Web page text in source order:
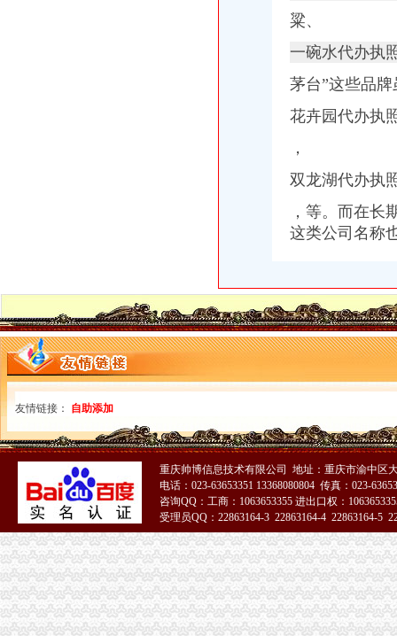
重庆万禧企业管理咨询有限公司2017新招聘信息_电话_地址-58企
重庆桶装水：渝北、江北30分钟至两小时内快速配送桶装水-重庆爱问
重庆验资：12年注册资金50万无权务的建筑劳务公司转让-重庆
代办丰台区企业执照代理企业执照年检代理注册公司-北京工商注册|北
番禺区代办棋牌营业执照-游戏专区-学犀牛中文网
【58同城】代办营业执照代办营业执照
玉环艾德代理（公司注册个体户执照）注册商标续展台州公司注册今
广州市荔湾区龙溪小学食堂承包权采购项目招标公告_中国招标网_广东
执照转让,工商注册,代办营业执照,工商年检王经理_志趣网
空港新城代办执照
汤阴县行政审批手续代办实现不见面先行办结制-数据-安乐居网
空港新城阿猛手机经营部_【信用信息_诉讼信息_财务信息_注册信息_
浙江华盛达实业集团股份有限公司发行股份购买资产暨关联交易预案
新牌坊代办执照
寻求各地的住宿、美食、美景、包车信息（转载）-磨房
长春到【日本樱之旅】全景双飞8日游（南航直飞-东京往返）
重庆香牌坊火锅加盟加盟_代理_重庆香牌坊火锅加盟_电话_加盟费多少
破解中小企业融资困局.pdf文档全文免费阅读、在线看
S*ST华龙：2007年年度报告_中昌数据（）_公告正文_财经_
加洲代办执照
2012初春自驾德奥捷十八天漫游全纪,欧洲多国游&新手指南,走遍
粱、
一碗水代办执
茅台”这些品
花卉园代办执
，
双龙湖代办执
，等。而在长
这类公司名称
友情链接： 自助添加
重庆帅博信息技术有限公司 地址：重庆市渝中区
电话：023-63653351 13368080804 传真：023-
咨询QQ：工商：1063653355 进出口权：
受理员QQ：22863164-3 22863164-4 22863164-5
51La